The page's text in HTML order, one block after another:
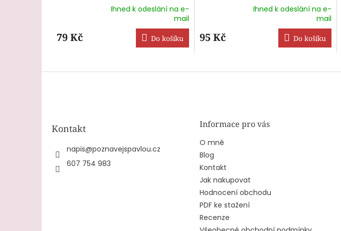
produktu
je
5
Ihned k odeslání na e-
mail
79 Kč Do košíku
produktu
je
5
Ihned k odeslání na e-
mail
95 Kč Do košíku
Kontakt
napis@poznavejspavlou.cz
607 754 983
Informace pro vás
O mně
Blog
Kontakt
Jak nakupovat
Hodnocení obchodu
PDF ke stažení
Recenze